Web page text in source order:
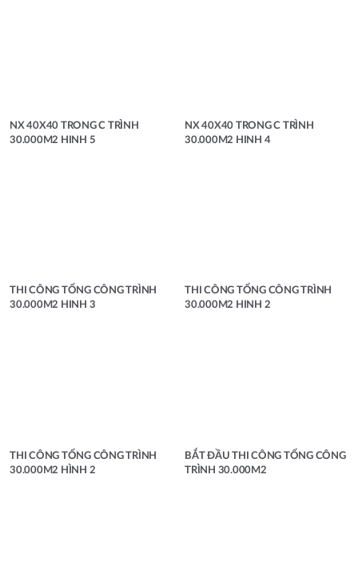
NX 40X40 TRONG C TRÌNH
30.000M2 HINH 5
NX 40X40 TRONG C TRÌNH
30.000M2 HINH 4
THI CÔNG TỔNG CÔNG TRÌNH
30.000M2 HINH 3
THI CÔNG TỔNG CÔNG TRÌNH
30.000M2 HINH 2
THI CÔNG TỔNG CÔNG TRÌNH
30.000M2 HÌNH 2
BẮT ĐẦU THI CÔNG TỔNG CÔNG
TRÌNH 30.000M2